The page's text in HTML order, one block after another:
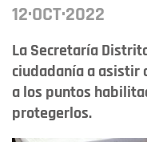
12·OCT·2022
La Secretaría
ciudadanía a asistir
a los puntos
protegerlos.